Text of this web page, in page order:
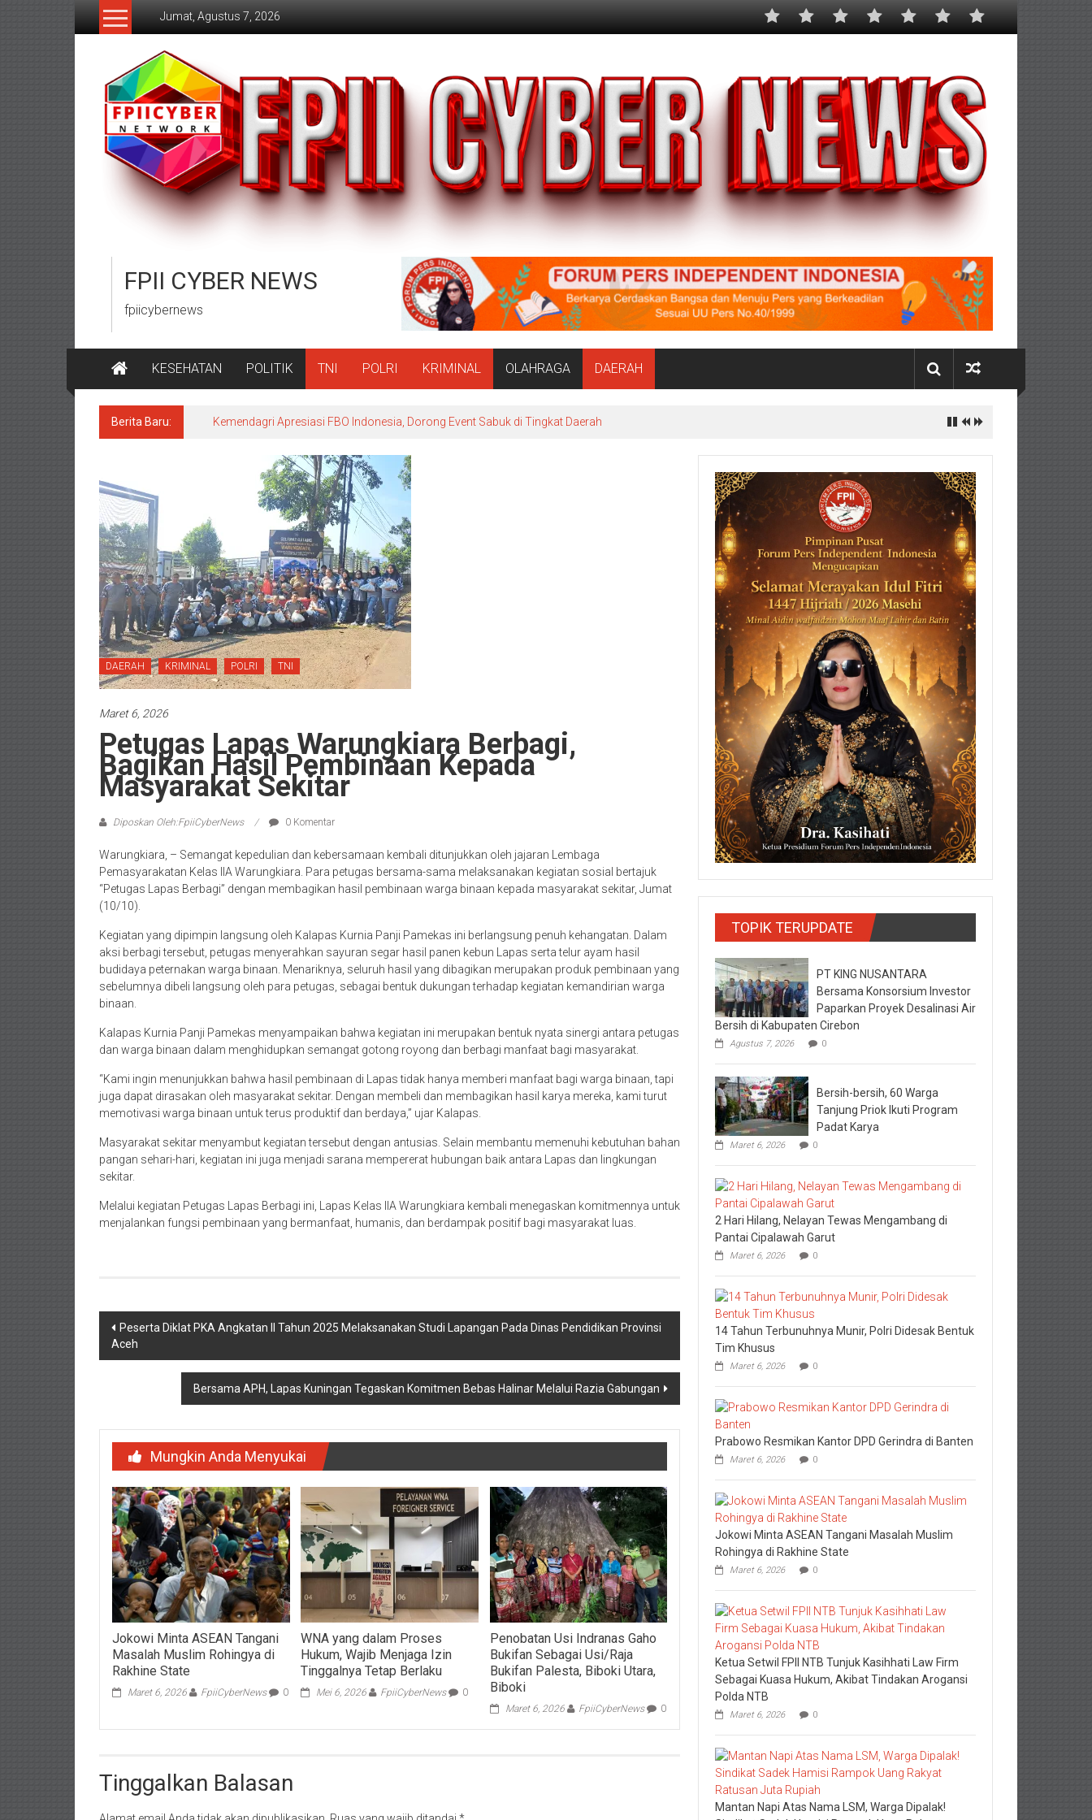
Lompat
Jumat, Agustus 7, 2026
FPII CYBER NEWS
fpiicybernews
KESEHATAN POLITIK TNI POLRI KRIMINAL OLAHRAGA DAERAH
Berita Baru: Kemendagri Apresiasi FBO Indonesia, Dorong Event Sabuk di Tingkat Daerah
DAERAH KRIMINAL POLRI TNI
Maret 6, 2026
Petugas Lapas Warungkiara Berbagi,
Bagikan Hasil Pembinaan Kepada
Masyarakat Sekitar
Diposkan Oleh:FpiiCyberNews 0 Komentar
Warungkiara, – Semangat kepedulian dan kebersamaan kembali ditunjukkan oleh jajaran Lembaga
Pemasyarakatan Kelas IIA Warungkiara. Para petugas bersama-sama melaksanakan kegiatan sosial bertajuk
“Petugas Lapas Berbagi” dengan membagikan hasil pembinaan warga binaan kepada masyarakat sekitar, Jumat
(10/10).
Kegiatan yang dipimpin langsung oleh Kalapas Kurnia Panji Pamekas ini berlangsung penuh kehangatan. Dalam
aksi berbagi tersebut, petugas menyerahkan sayuran segar hasil panen kebun Lapas serta telur ayam hasil
budidaya peternakan warga binaan. Menariknya, seluruh hasil yang dibagikan merupakan produk pembinaan yang
sebelumnya dibeli langsung oleh para petugas, sebagai bentuk dukungan terhadap kegiatan kemandirian warga
binaan.
Kalapas Kurnia Panji Pamekas menyampaikan bahwa kegiatan ini merupakan bentuk nyata sinergi antara petugas
dan warga binaan dalam menghidupkan semangat gotong royong dan berbagi manfaat bagi masyarakat.
“Kami ingin menunjukkan bahwa hasil pembinaan di Lapas tidak hanya memberi manfaat bagi warga binaan, tapi
juga dapat dirasakan oleh masyarakat sekitar. Dengan membeli dan membagikan hasil karya mereka, kami turut
memotivasi warga binaan untuk terus produktif dan berdaya,” ujar Kalapas.
Masyarakat sekitar menyambut kegiatan tersebut dengan antusias. Selain membantu memenuhi kebutuhan bahan
pangan sehari-hari, kegiatan ini juga menjadi sarana mempererat hubungan baik antara Lapas dan lingkungan
sekitar.
Melalui kegiatan Petugas Lapas Berbagi ini, Lapas Kelas IIA Warungkiara kembali menegaskan komitmennya untuk
menjalankan fungsi pembinaan yang bermanfaat, humanis, dan berdampak positif bagi masyarakat luas.
Navigasi
pos
Peserta Diklat PKA Angkatan II Tahun 2025 Melaksanakan Studi Lapangan Pada Dinas Pendidikan Provinsi
Aceh
Bersama APH, Lapas Kuningan Tegaskan Komitmen Bebas Halinar Melalui Razia Gabungan
Mungkin Anda Menyukai
Jokowi Minta ASEAN Tangani
Masalah Muslim Rohingya di
Rakhine State
Maret 6, 2026 FpiiCyberNews 0
WNA yang dalam Proses
Hukum, Wajib Menjaga Izin
Tinggalnya Tetap Berlaku
Mei 6, 2026 FpiiCyberNews 0
Penobatan Usi Indranas Gaho
Bukifan Sebagai Usi/Raja
Bukifan Palesta, Biboki Utara,
Biboki
Maret 6, 2026 FpiiCyberNews 0
Tinggalkan Balasan
TOPIK TERUPDATE
PT KING NUSANTARA
Bersama Konsorsium Investor
Paparkan Proyek Desalinasi Air
Bersih di Kabupaten Cirebon
Agustus 7, 2026 0
Bersih-bersih, 60 Warga
Tanjung Priok Ikuti Program
Padat Karya
Maret 6, 2026 0
2 Hari Hilang, Nelayan Tewas Mengambang di
Pantai Cipalawah Garut
Maret 6, 2026 0
14 Tahun Terbunuhnya Munir, Polri Didesak Bentuk
Tim Khusus
Maret 6, 2026 0
Prabowo Resmikan Kantor DPD Gerindra di Banten
Maret 6, 2026 0
Jokowi Minta ASEAN Tangani Masalah Muslim
Rohingya di Rakhine State
Maret 6, 2026 0
Ketua Setwil FPII NTB Tunjuk Kasihhati Law Firm
Sebagai Kuasa Hukum, Akibat Tindakan Arogansi
Polda NTB
Maret 6, 2026 0
Mantan Napi Atas Nama LSM, Warga Dipalak!